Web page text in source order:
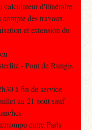
calculateur d'itinéraire
compte des travaux.
et extension du
- Pont de Rungis
à fin de service
au 21 août sauf
entre Paris